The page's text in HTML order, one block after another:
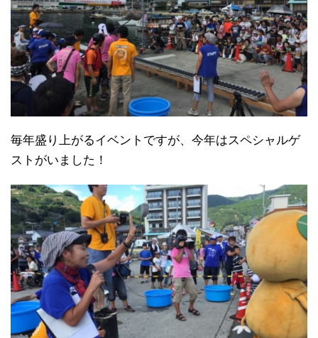
毎年盛り上がるイベントですが、今年はスペシャルゲ
ストがいました！